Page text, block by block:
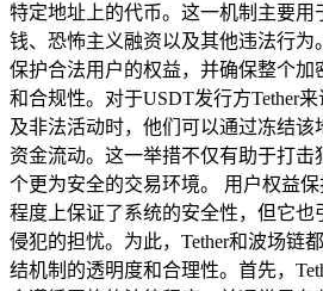
特定地址上的代币。这一机制主要用
钱、恐怖主义融资以及其他违法行为
保护合法用户的权益，并确保整个加
和合规性。对于USDT发行方Tether
及非法活动时，他们可以通过冻结该
资金流动。这一举措不仅有助于打
个更为安全的交易环境。 用户权益
程度上保证了系统的安全性，但它也
侵犯的担忧。为此，Tether和波场链
结机制的透明度和合理性。首先，